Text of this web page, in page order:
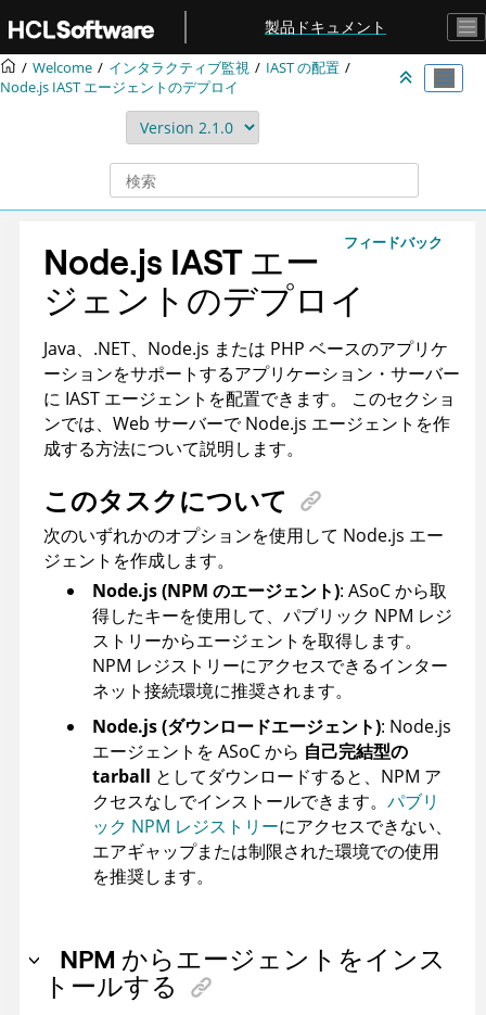
メインコンテンツにジャンプ
製品ドキュメント
Welcome インタラクティブ監視
IAST の配置
Node.js IAST エージェントのデプロイ
フィードバック
Node.js IAST エー
ジェントのデプロイ
Java、.NET、Node.js または PHP ベースのアプリケ
ーションをサポートするアプリケーション・サーバー
に IAST エージェントを配置できます。
このセクショ
ンでは、Web サーバーで Node.js エージェントを作
成する方法について説明します。
このタスクについて
次のいずれかのオプションを使用して Node.js エー
ジェントを作成します。
Node.js (NPM のエージェント): ASoC から取
得したキーを使用して、パブリック NPM レジ
ストリーからエージェントを取得します。
NPM レジストリーにアクセスできるインター
ネット接続環境に推奨されます。
Node.js (ダウンロードエージェント): Node.js
エージェントを ASoC から 自己完結型の
tarball としてダウンロードすると、NPM ア
クセスなしでインストールできます。 パブリ
ック NPM レジストリーにアクセスできない、
エアギャップまたは制限された環境での使用
を推奨します。
NPM からエージェントをインス
トールする